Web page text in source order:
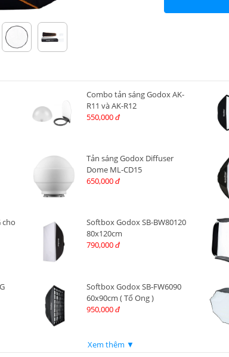
Combo tản sáng Godox AK-
R11 và AK-R12
550,000 đ
Tản sáng Godox Diffuser
Dome ML-CD15
650,000 đ
cho
Softbox Godox SB-BW80120
80x120cm
790,000 đ
Softbox Godox SB-FW6090
60x90cm ( Tổ Ong )
950,000 đ
Xem thêm ▼